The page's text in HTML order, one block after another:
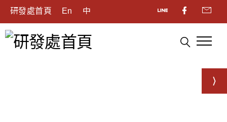
研發處首頁 En 中